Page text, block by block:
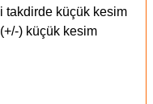
takdirde küçük kesim
) küçük kesim